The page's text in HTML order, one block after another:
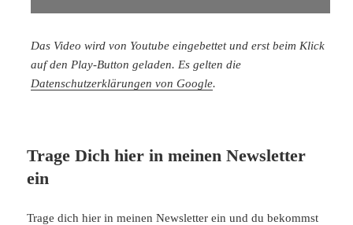
Das Video wird von Youtube eingebettet und erst beim Klick
auf den Play-Button geladen. Es gelten die
Datenschutzerklärungen von Google.
Trage Dich hier in meinen Newsletter
ein
Trage dich hier in meinen Newsletter ein und du bekommst